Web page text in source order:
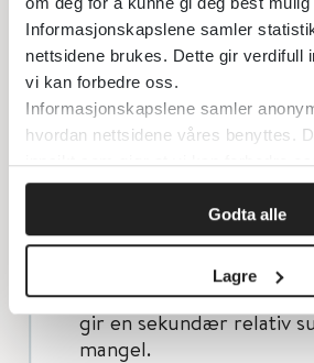
Informasjonskapslene samler
nettsidene brukes. Dette gir verdifull
vi kan forbedre oss.
Informasjonskapslene samler
hvordan nettsidene våres benyttes.
innsikt som gjør at vi kan forbedre
Godta alle
Lagre
Gi Surfactant (200 mg/
luftveistrykket er hevet/
med HFV. Ingen
kontrollerte studier har
surfactant ved
finnes
flere observasjons-/
studier som støtter
blødning i alveolene vil
frigjøring av store
surfactant-inaktiverende
gir en sekundær relativ
mangel.